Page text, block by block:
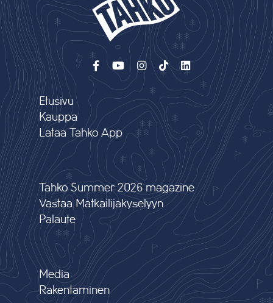
Etusivu
Kauppa
Lataa Tahko App
Tahko Summer 2026 magazine
Vastaa Matkailijakyselyyn
Palaute
Media
Rakentaminen